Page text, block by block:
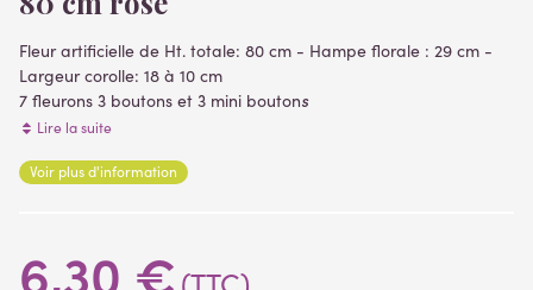
Fleur artificielle de Ht. totale: 80 cm - Hampe florale : 29 cm -
Largeur corolle: 18 à 10 cm
7 fleurons 3 boutons et 3 mini boutons
Matière de la branche
Lire la suite
Voir plus d'information
6,30 €